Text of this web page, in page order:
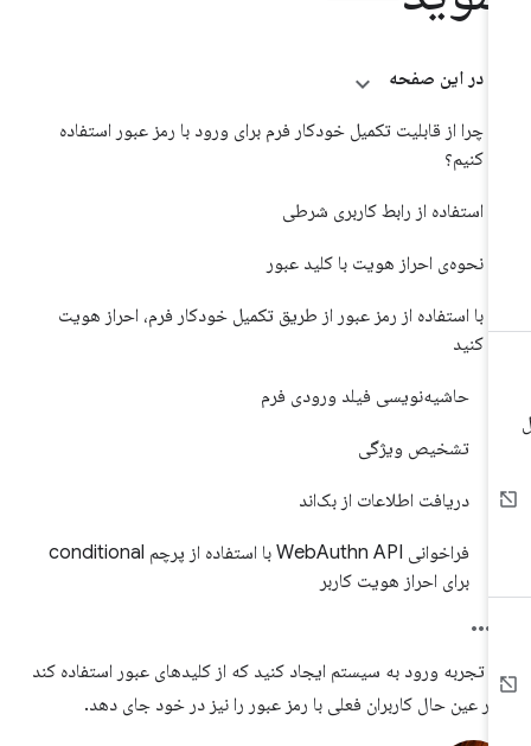
در این صفحه
چرا از قابلیت تکمیل خودکار فرم برای ورود با رمز عبور استفاده
کنیم؟
استفاده از رابط کاربری شرطی
نحوه‌ی احراز هویت با کلید عبور
با استفاده از رمز عبور از طریق تکمیل خودکار فرم، احراز هویت
کنید
حاشیه‌نویسی فیلد ورودی فرم
تشخیص ویژگی
دریافت اطلاعات از بک‌اند
فراخوانی WebAuthn API با استفاده از پرچم conditional
برای احراز هویت کاربر
تجربه ورود به سیستم ایجاد کنید که از کلیدهای عبور استفاده کند
عین حال کاربران فعلی با رمز عبور را نیز در خود جای دهد.